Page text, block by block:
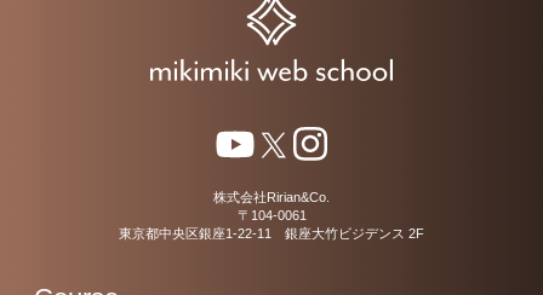
株式会社Ririan&Co.
〒104-0061
東京都中央区銀座1-22-11 銀座大竹ビジデンス 2F